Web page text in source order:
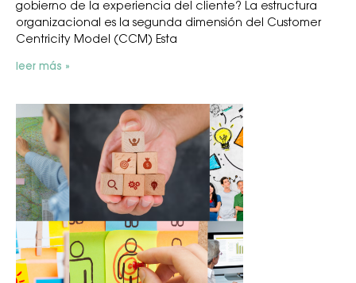
gobierno de la experiencia del cliente? La estructura
organizacional es la segunda dimensión del Customer
Centricity Model (CCM) Esta
leer más »